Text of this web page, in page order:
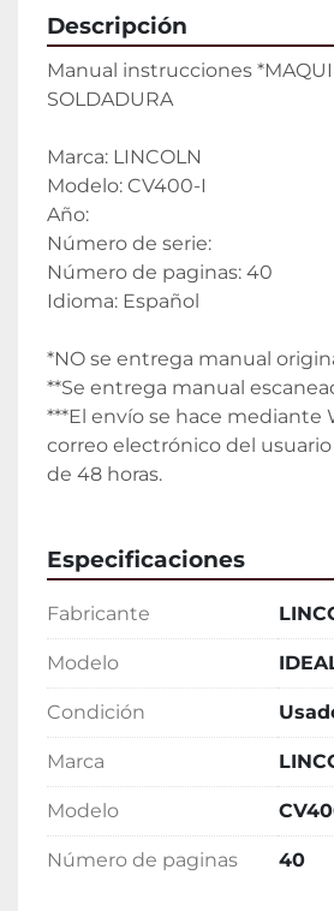
Descripción
Manual instrucciones
SOLDADURA
Marca: LINCOLN
Modelo: CV400-I
Año:
Número de serie:
Número de paginas: 40
Idioma: Español
*NO se entrega manual
**Se entrega manual
***El envío se hace mediante
correo electrónico del
de 48 horas.
Especificaciones
Fabricante
Modelo
Condición
Marca
Modelo
Número de paginas 40